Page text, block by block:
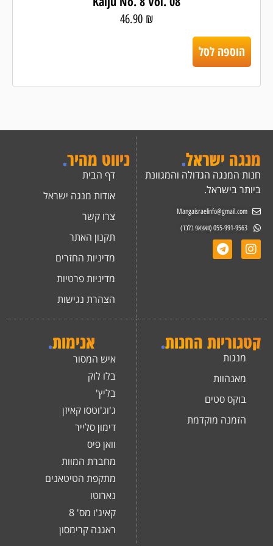
46.90 ₪
הוספה לסל
מנגה ישראל.
חנות המנגה הגדולה והמגוונת
ביותר בישראל.
Mangaisraelinfo@gmail.com
055-991-9563 (וואצאפ בלבד)
ניווט מהיר.
דף הבית
אודות מנגה ישראל
צרו קשר
תקנון האתר
מדיניות החזרים
מדיניות פרטיות
הצהרת נגישות
קטגוריות החנות.
מנגות
מאנהוות
בוקס סטים
הזמנה מוקדמת
אנימות.
איש המסור
בלו לוק
בליץ'
ג'וג'וטסו קאיזן
דימון סלייר
וואן פיס
מחברת המוות
מתקפת הטיטאנים
נארוטו
קאיג'ו מס' 8
ראגנה קרימסון